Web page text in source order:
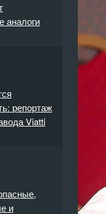
аналоги
репортаж
Viatti
и